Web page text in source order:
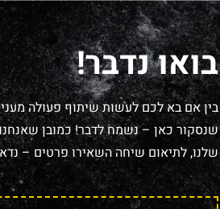
בואו נדבר!
בין אם בא לכם לעשות שיתוף פעולה
שנסקור כאן – נשמח לדבר! כמובן שאנחנו
שלנו, לתיאום שיחה השאירו פרטים –